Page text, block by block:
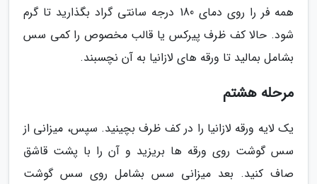
همه فر را روی دمای 180 درجه سانتی گراد بگذارید تا گرم
شود. حالا کف ظرف پیرکس یا قالب مخصوص را کمی سس
بشامل بمالید تا ورقه های لازانیا به آن نچسبند.
مرحله هشتم
یک لایه ورقه لازانیا را در کف ظرف بچینید. سپس، میزانی از
سس گوشت روی ورقه ها بریزید و آن را با پشت قاشق
صاف کنید. بعد میزانی سس بشامل روی سس گوشت